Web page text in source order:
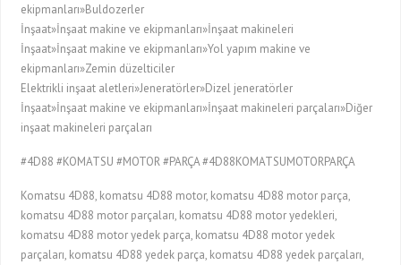
ekipmanları»Buldozerler
İnşaat»İnşaat makine ve ekipmanları»İnşaat makineleri
İnşaat»İnşaat makine ve ekipmanları»Yol yapım makine ve
ekipmanları»Zemin düzelticiler
Elektrikli inşaat aletleri»Jeneratörler»Dizel jeneratörler
İnşaat»İnşaat makine ve ekipmanları»İnşaat makineleri parçaları»Diğer
inşaat makineleri parçaları
#4D88 #KOMATSU #MOTOR #PARÇA #4D88KOMATSUMOTORPARÇA
Komatsu 4D88, komatsu 4D88 motor, komatsu 4D88 motor parça,
komatsu 4D88 motor parçaları, komatsu 4D88 motor yedekleri,
komatsu 4D88 motor yedek parça, komatsu 4D88 motor yedek
parçaları, komatsu 4D88 yedek parça, komatsu 4D88 yedek parçaları,